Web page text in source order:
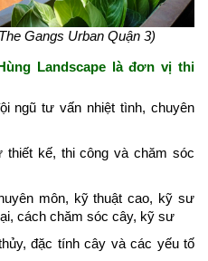
Gangs Urban Quận 3)
Landscape là đơn vị thi
ngũ tư vấn nhiệt tình, chuyên
kế, thi công và chăm sóc
môn, kỹ thuật cao, kỹ sư
cách chăm sóc cây, kỹ sư
đặc tính cây và các yếu tố